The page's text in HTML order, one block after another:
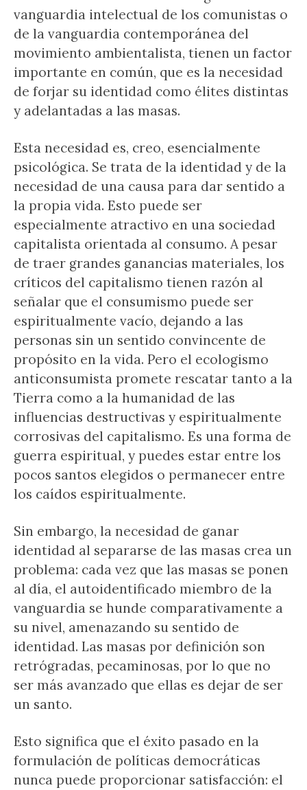
vanguardia intelectual de los comunistas o
de la vanguardia contemporánea del
movimiento ambientalista, tienen un factor
importante en común, que es la necesidad
de forjar su identidad como élites distintas
y adelantadas a las masas.
Esta necesidad es, creo, esencialmente
psicológica. Se trata de la identidad y de la
necesidad de una causa para dar sentido a
la propia vida. Esto puede ser
especialmente atractivo en una sociedad
capitalista orientada al consumo. A pesar
de traer grandes ganancias materiales, los
críticos del capitalismo tienen razón al
señalar que el consumismo puede ser
espiritualmente vacío, dejando a las
personas sin un sentido convincente de
propósito en la vida. Pero el ecologismo
anticonsumista promete rescatar tanto a la
Tierra como a la humanidad de las
influencias destructivas y espiritualmente
corrosivas del capitalismo. Es una forma de
guerra espiritual, y puedes estar entre los
pocos santos elegidos o permanecer entre
los caídos espiritualmente.
Sin embargo, la necesidad de ganar
identidad al separarse de las masas crea un
problema: cada vez que las masas se ponen
al día, el autoidentificado miembro de la
vanguardia se hunde comparativamente a
su nivel, amenazando su sentido de
identidad. Las masas por definición son
retrógradas, pecaminosas, por lo que no
ser más avanzado que ellas es dejar de ser
un santo.
Esto significa que el éxito pasado en la
formulación de políticas democráticas
nunca puede proporcionar satisfacción: el